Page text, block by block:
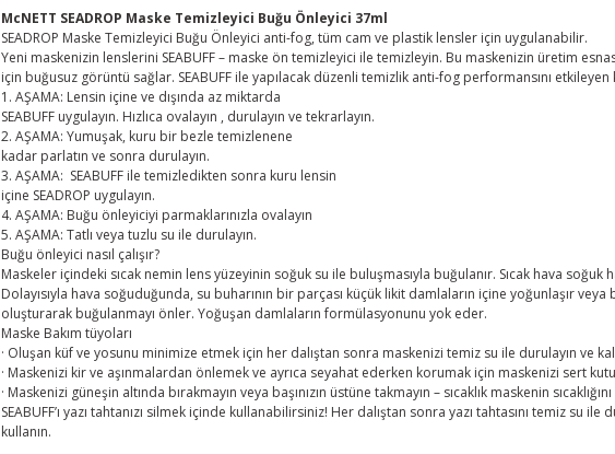
McNETT SEADROP Maske Temizleyici Buğu Önleyici 37ml
SEADROP Maske Temizleyici Buğu Önleyici anti-fog, tüm cam ve plastik lensler için uygulanabilir.
Yeni maskenizin lenslerini SEABUFF – maske ön temizleyici ile temizleyin. Bu maskenizin üretim
için buğusuz görüntü sağlar. SEABUFF ile yapılacak düzenli temizlik anti-fog performansını etkileyen
1. AŞAMA: Lensin içine ve dışında az miktarda
SEABUFF uygulayın. Hızlıca ovalayın , durulayın ve tekrarlayın.
2. AŞAMA: Yumuşak, kuru bir bezle temizlenene
kadar parlatın ve sonra durulayın.
3. AŞAMA: SEABUFF ile temizledikten sonra kuru lensin
içine SEADROP uygulayın.
4. AŞAMA: Buğu önleyiciyi parmaklarınızla ovalayın
5. AŞAMA: Tatlı veya tuzlu su ile durulayın.
Buğu önleyici nasıl çalışır?
Maskeler içindeki sıcak nemin lens yüzeyinin soğuk su ile buluşmasıyla buğulanır. Sıcak hava
Dolayısıyla hava soğuduğunda, su buharının bir parçası küçük likit damlaların içine yoğunlaşır
oluşturarak buğulanmayı önler. Yoğuşan damlaların formülasyonunu yok eder.
Maske Bakım tüyoları
· Oluşan küf ve yosunu minimize etmek için her dalıştan sonra maskenizi temiz su ile durulayın ve
· Maskenizi kir ve aşınmalardan önlemek ve ayrıca seyahat ederken korumak için maskenizi sert
· Maskenizi güneşin altında bırakmayın veya başınızın üstüne takmayın – sıcaklık maskenin
SEABUFF’ı yazı tahtanızı silmek içinde kullanabilirsiniz! Her dalıştan sonra yazı tahtasını temiz su
kullanın.